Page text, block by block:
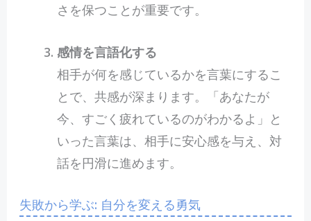
さを保つことが重要です。
感情を言語化する
相手が何を感じているかを言葉にするこ
とで、共感が深まります。「あなたが
今、すごく疲れているのがわかるよ」と
いった言葉は、相手に安心感を与え、対
話を円滑に進めます。
失敗から学ぶ: 自分を変える勇気